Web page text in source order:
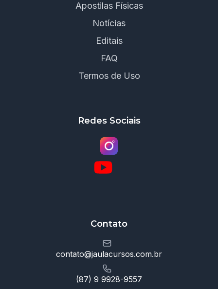
Apostilas Físicas
Notícias
Editais
FAQ
Termos de Uso
Redes Sociais
Contato
contato@jaulacursos.com.br
(87) 9 9928-9557